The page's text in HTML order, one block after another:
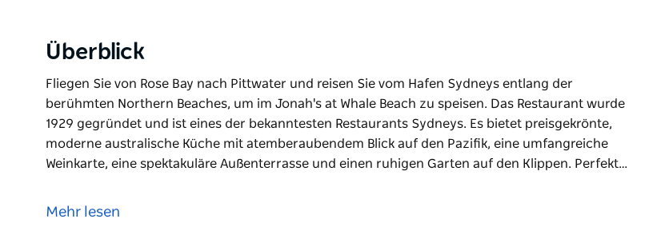
Überblick
Fliegen Sie von Rose Bay nach Pittwater und reisen Sie vom Hafen Sydneys entlang der
berühmten Northern Beaches, um im Jonah's at Whale Beach zu speisen. Das Restaurant wurde
1929 gegründet und ist eines der bekanntesten Restaurants Sydneys. Es bietet preisgekrönte,
moderne australische Küche mit atemberaubendem Blick auf den Pazifik, eine umfangreiche
Weinkarte, eine spektakuläre Außenterrasse und einen ruhigen Garten auf den Klippen. Perfekt…
berühmten Northern Beaches, um im Jonah's at Whale Beach zu speisen. Das Restaurant wurde
Mehr lesen